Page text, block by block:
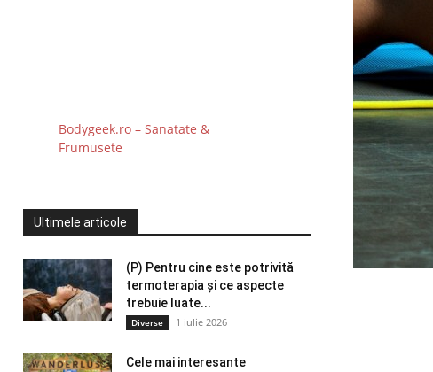
Bodygeek.ro – Sanatate &
Frumusete
Ultimele articole
(P) Pentru cine este potrivită
termoterapia și ce aspecte
trebuie luate...
Diverse 1 iulie 2026
Cele mai interesante